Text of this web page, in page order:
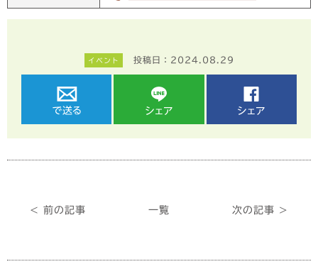
イベント 投稿日：2024.08.29
< 前の記事 一覧 次の記事 >